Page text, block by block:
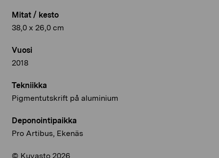
Mitat / kesto
38,0 x 26,0 cm
Vuosi
2018
Tekniikka
Pigmentutskrift på aluminium
Deponointipaikka
Pro Artibus, Ekenäs
© Kuvasto 2026